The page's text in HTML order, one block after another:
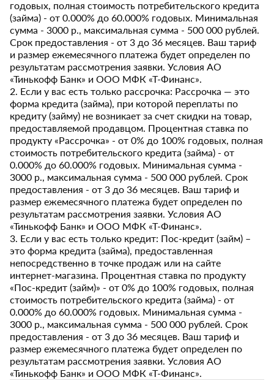
годовых, полная стоимость потребительского кредита
(займа) - от 0.000% до 60.000% годовых. Минимальная
сумма - 3000 р., максимальная сумма - 500 000 рублей.
Срок предоставления - от 3 до 36 месяцев. Ваш тариф
и размер ежемесячного платежа будет определен по
результатам рассмотрения заявки. Условия АО
«Тинькофф Банк» и ООО МФК «Т-Финанс».
2. Если у вас есть только рассрочка: Рассрочка — это
форма кредита (займа), при которой переплаты по
кредиту (займу) не возникает за счет скидки на товар,
предоставляемой продавцом. Процентная ставка по
продукту «Рассрочка» - от 0% до 100% годовых, полная
стоимость потребительского кредита (займа) - от
0.000% до 60.000% годовых. Минимальная сумма -
3000 р., максимальная сумма - 500 000 рублей. Срок
предоставления - от 3 до 36 месяцев. Ваш тариф и
размер ежемесячного платежа будет определен по
результатам рассмотрения заявки. Условия АО
«Тинькофф Банк» и ООО МФК «Т-Финанс».
3. Если у вас есть только кредит: Пос-кредит (займ) –
это форма кредита (займа), предоставленная
непосредственно в точке продаж или на сайте
интернет-магазина. Процентная ставка по продукту
«Пос-кредит (займ)» - от 0% до 100% годовых, полная
стоимость потребительского кредита (займа) - от
0.000% до 60.000% годовых. Минимальная сумма -
3000 р., максимальная сумма - 500 000 рублей. Срок
предоставления - от 3 до 36 месяцев. Ваш тариф и
размер ежемесячного платежа будет определен по
результатам рассмотрения заявки. Условия АО
«Тинькофф Банк» и ООО МФК «Т-Финанс».